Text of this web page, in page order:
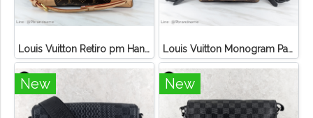
Louis Vuitton Retiro pm Handbag Canvas Monogram Louis Vuitton Monogram Palm Springs PM Backpack
New New